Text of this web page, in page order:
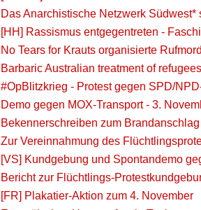
Das Anarchistische Netzwerk
[HH] Rassismus entgegentreten -
No Tears for Krauts organisierte
Barbaric Australian treatment of
#OpBlitzkrieg - Protest gegen SPD/
Demo gegen MOX-Transport - 3.
Bekennerschreiben zum
Zur Vereinnahmung des
[VS] Kundgebung und Spontandemo
Bericht zur Flüchtlings-
[FR] Plakatier-Aktion zum 4. November